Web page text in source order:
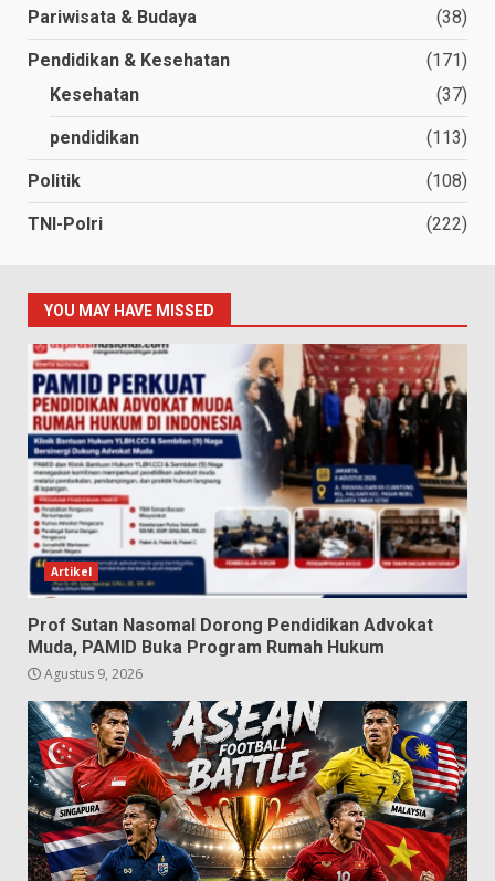
Pariwisata & Budaya (38)
Pendidikan & Kesehatan
(171)
Kesehatan
(37)
pendidikan (113)
Politik (108)
TNI-Polri (222)
YOU MAY HAVE MISSED
Artikel
Prof Sutan Nasomal Dorong Pendidikan Advokat
Muda, PAMID Buka Program Rumah Hukum
Agustus 9, 2026